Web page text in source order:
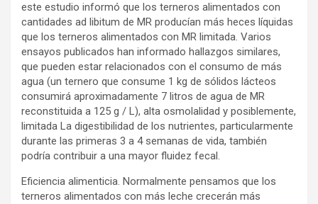
este estudio informó que los terneros alimentados con
cantidades ad libitum de MR producían más heces líquidas
que los terneros alimentados con MR limitada. Varios
ensayos publicados han informado hallazgos similares,
que pueden estar relacionados con el consumo de más
agua (un ternero que consume 1 kg de sólidos lácteos
consumirá aproximadamente 7 litros de agua de MR
reconstituida a 125 g / L), alta osmolalidad y posiblemente,
limitada La digestibilidad de los nutrientes, particularmente
durante las primeras 3 a 4 semanas de vida, también
podría contribuir a una mayor fluidez fecal.
Eficiencia alimenticia. Normalmente pensamos que los
terneros alimentados con más leche crecerán más